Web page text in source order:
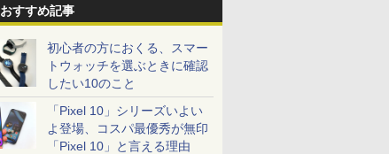
おすすめ記事
初心者の方におくる、スマー
トウォッチを選ぶときに確認
したい10のこと
「Pixel 10」シリーズいよい
よ登場、コスパ最優秀が無印
「Pixel 10」と言える理由